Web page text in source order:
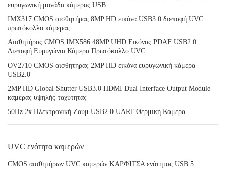
ευρυγωνική μονάδα κάμερας USB
IMX317 CMOS αισθητήρας 8MP HD εικόνα USB3.0 διεπαφή UVC
πρωτόκολλο κάμερας
Αισθητήρας CMOS IMX586 48MP UHD Εικόνας PDAF USB2.0
Διεπαφή Ευρυγώνια Κάμερα Πρωτόκολλο UVC
OV2710 CMOS αισθητήρας 2MP HD εικόνα ευρυγωνική κάμερα
USB2.0
2MP HD Global Shutter USB3.0 HDMI Dual Interface Output Module
κάμερας υψηλής ταχύτητας
50Hz 2x Ηλεκτρονική Ζουμ USB2.0 UART Θερμική Κάμερα
UVC ενότητα καμερών
CMOS αισθητήρων UVC καμερών ΚΑΡΦΊΤΣΑ ενότητας USB 5